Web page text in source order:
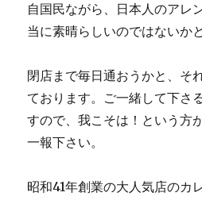
自国民ながら、日本人のアレ
当に素晴らしいのではないか
閉店まで毎日通おうかと、そ
ております。ご一緒して下さ
すので、我こそは！という方
一報下さい。
昭和41年創業の大人気店のカ